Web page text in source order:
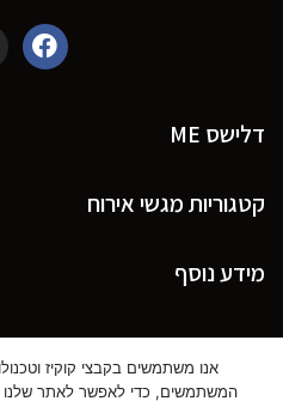
דלישס ME
קטגוריות מגשי אירוח
מידע נוסף
© כל הזכויות שמורות ל
אנו משתמשים בקבצי קוקיז
המשתמשים, כדי לאפשר לאתר